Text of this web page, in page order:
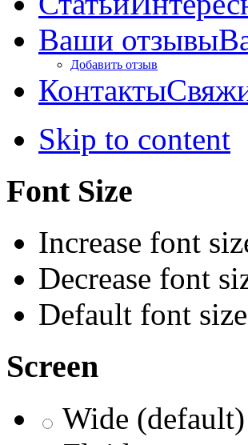
Ваши отзывы
Добавить отзыв
Контакты
Skip to content
Font Size
Increase font
Decrease font
Default font size
Screen
Wide (default)